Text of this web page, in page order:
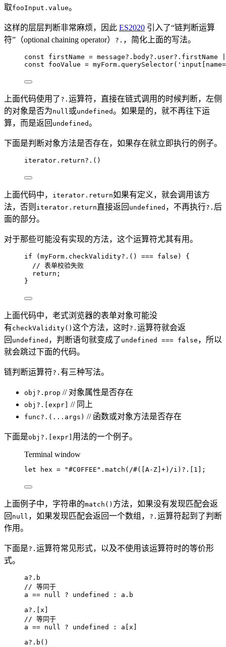
取fooInput.value。
这样的层层判断非常麻烦，因此 ES2020 引入了“链判断运算
符”（optional chaining operator）
?. ，简化上面的写法。
const firstName = message?. body?. user?. firstName
const fooValue = myForm . querySelector( '
上面代码使用了 ?. 运算符，直接在链式调用的时候判断，左侧
的对象是否为null或undefined。如果是的，就不再往下运
算，而是返回 undefined。
下面是判断对象方法是否存在，如果存在就立即执行的例子。
iterator . return?. ()
上面代码中， iterator.return如果有定义，就会调用该方
法，否则 iterator.return直接返回 undefined ，不再执行?. 后
面的部分。
对于那些可能没有实现的方法，这个运算符尤其有用。
if ( myForm . checkValidity?. () === false ) {
// 表单校验失败
return ;
}
上面代码中，老式浏览器的表单对象可能没
有checkValidity() 这个方法，这时?. 运算符就会返
回 undefined ，判断语句就变成了 undefined === false ，所以
就会跳过下面的代码。
链判断运算符?. 有三种写法。
obj?.prop // 对象属性是否存在
obj?.[expr] // 同上
func?.(...args) // 函数或对象方法是否存在
下面是obj?.[expr] 用法的一个例子。
Terminal window
let hex = "#C0FFEE " .match ( /#([A-Z]+) /i ) ? .[1];
上面例子中，字符串的match() 方法，如果没有发现匹配会返
回 null ，如果发现匹配会返回一个数组， ?. 运算符起到了判断
作用。
下面是?. 运算符常见形式，以及不使用该运算符时的等价形
式。
a?. b
// 等同于
a == null ? undefined : a . b
a?. x
// 等同于
a == null ? undefined : a x
a?. b ()